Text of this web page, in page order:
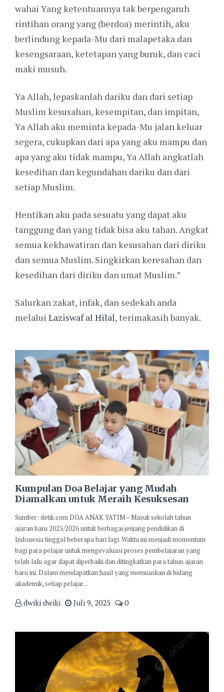
wahai Yang ketentuannya tak berpengaruh
rintihan orang yang (berdoa) merintih, aku
berlindung kepada-Mu dari malapetaka dan
kesengsaraan, ketetapan yang buruk, dan caci
maki musuh.
Ya Allah, lepaskanlah dariku dan dari setiap
Muslim kesusahan, kesempitan, dan impitan,
Ya Allah aku meminta kepada-Mu jalan keluar
segera, cukupkan dari apa yang aku mampu dan
apa yang aku tidak mampu, Ya Allah angkatlah
kesedihan dan kegundahan dariku dan dari
setiap Muslim.
Hentikan aku pada sesuatu yang dapat aku
tanggung dan yang tidak bisa aku tahan. Angkat
semua kekhawatiran dan kesusahan dari diriku
dan semua Muslim. Singkirkan keresahan dan
kesedihan dari diriku dan umat Muslim.”
Salurkan zakat, infak, dan sedekah anda
melalui Laziswaf al Hilal, terimakasih banyak.
Kumpulan Doa Belajar yang Mudah
Diamalkan untuk Meraih Kesuksesan
Sumber: detik.com DOA ANAK YATIM – Masuk sekolah tahun
ajaran baru 2025/2026 untuk berbagai jenjang pendidikan di
Indonesia tinggal beberapa hari lagi. Waktu ini menjadi momentum
bagi para pelajar untuk mengevaluasi proses pembelajaran yang
telah lalu agar dapat diperbaiki dan ditingkatkan para tahun ajaran
baru ini. Dalam mendapatkan hasil yang memuaskan di bidang
akademik, setiap pelajar...
dwiki dwiki Juli 9, 2025 0